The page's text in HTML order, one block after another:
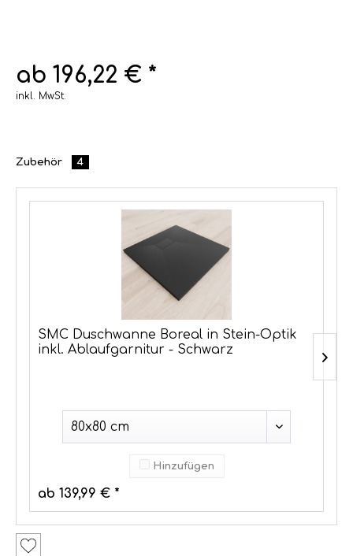
ab 196,22 € *
inkl. MwSt.
Zubehör 4
SMC Duschwanne Boreal in Stein-Optik
inkl. Ablaufgarnitur - Schwarz
Hinzufügen
ab 139,99 € *